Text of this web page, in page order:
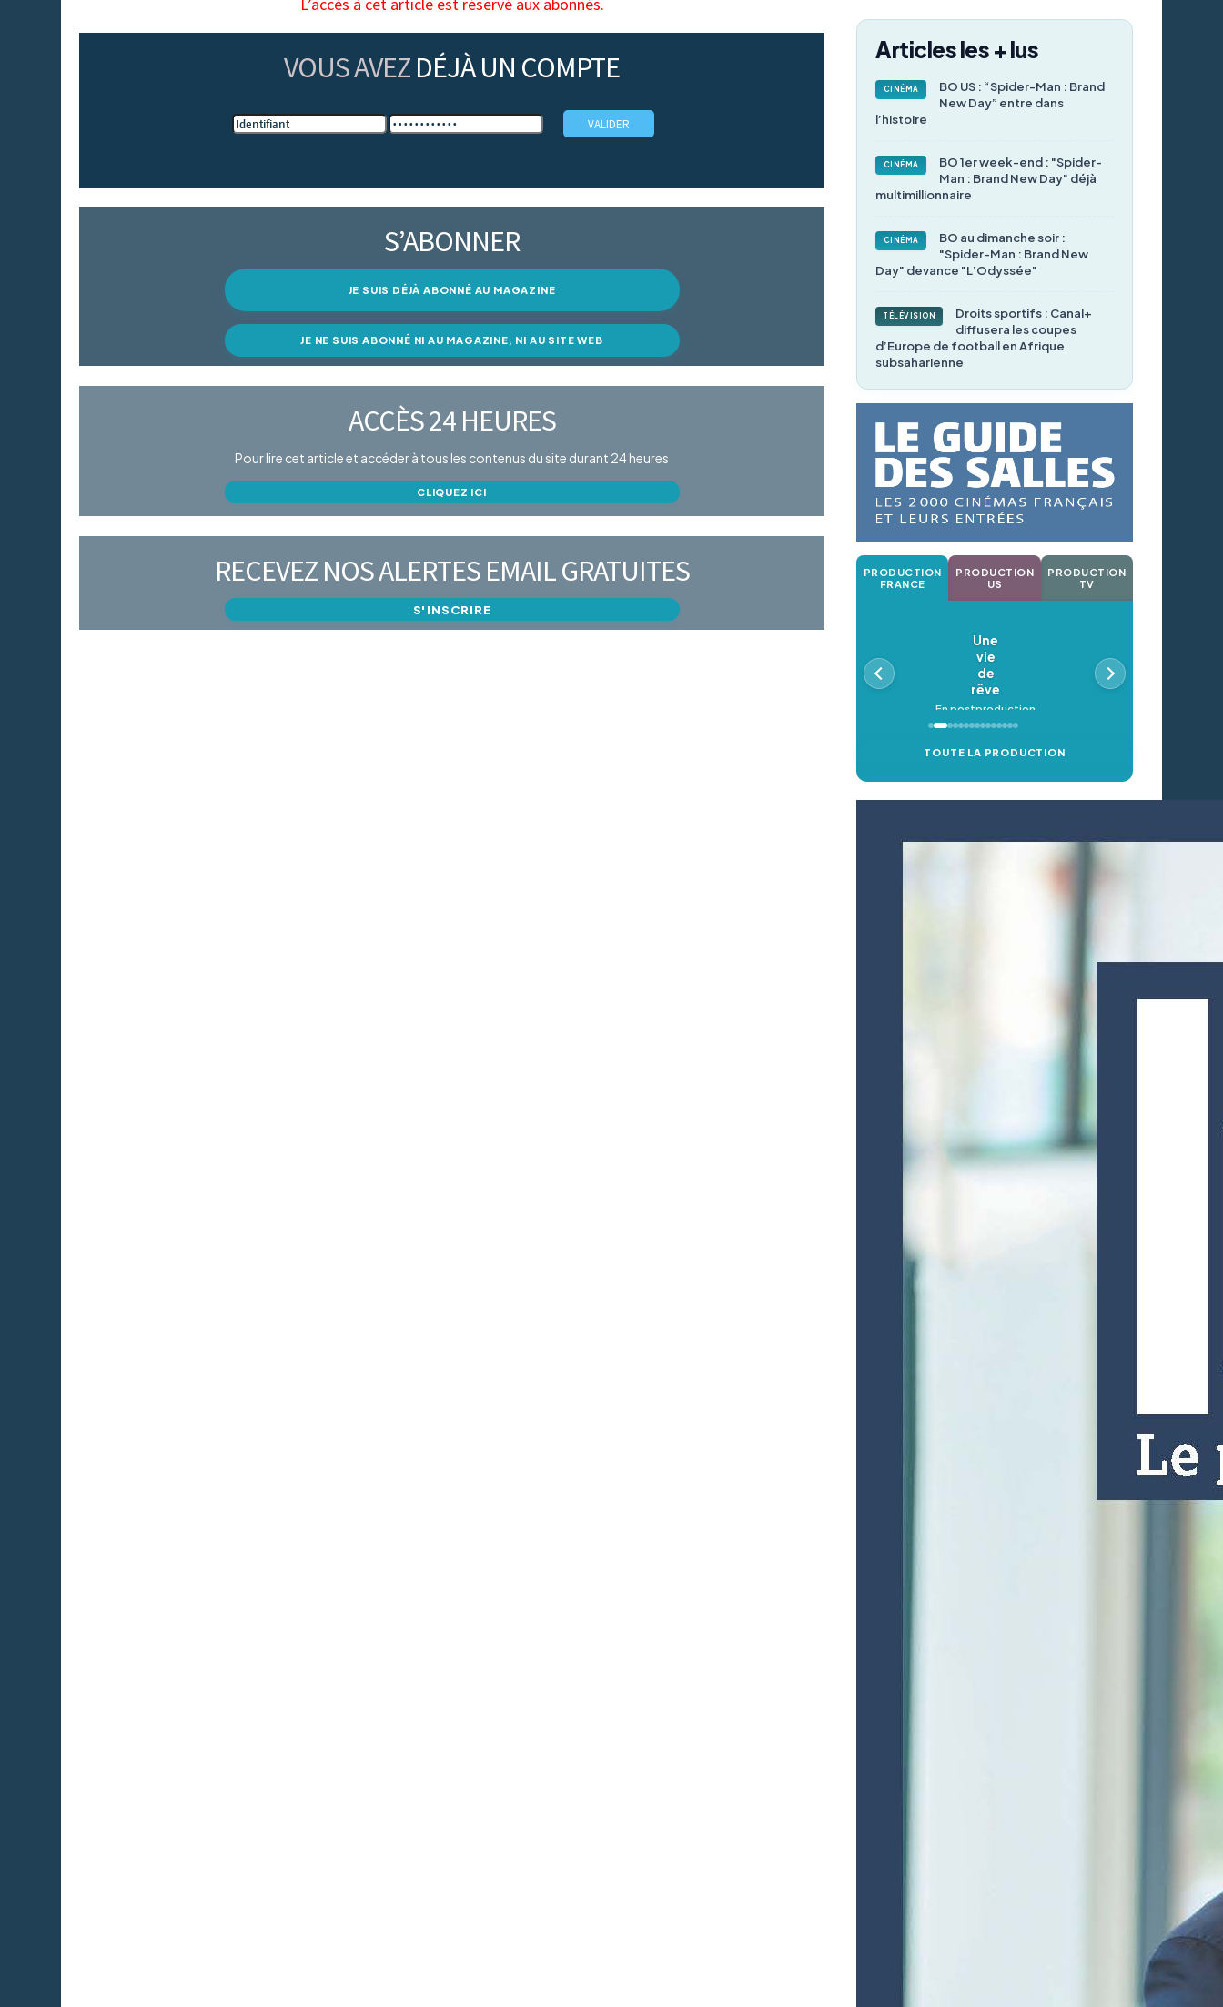
VOUS AVEZ DÉJÀ UN COMPTE
S’ABONNER
JE SUIS DÉJÀ ABONNÉ AU MAGAZINE
JE NE SUIS ABONNÉ NI AU MAGAZINE, NI AU SITE WEB
ACCÈS 24 HEURES
Pour lire cet article et accéder à tous les contenus du site durant 24 heures
CLIQUEZ ICI
RECEVEZ NOS ALERTES EMAIL GRATUITES
S'INSCRIRE
Articles les + lus
CINÉMA
BO US : “Spider-Man : Brand
New Day” entre dans
l’histoire
CINÉMA
BO 1er week-end : "Spider-
Man : Brand New Day" déjà
multimillionnaire
CINÉMA
BO au dimanche soir :
"Spider-Man : Brand New
Day" devance "L’Odyssée"
TÉLÉVISION
Droits sportifs : Canal+
diffusera les coupes
d’Europe de football en Afrique
subsaharienne
PRODUCTION
FRANCE
PRODUCTION
US
PRODUCTION
TV
Une
vie
de
rêve
En postproduction
TOUTE LA PRODUCTION